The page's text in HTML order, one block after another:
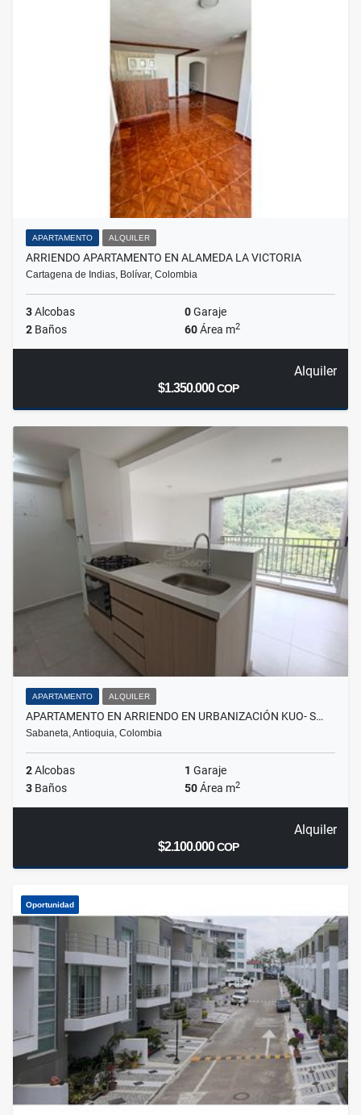
APARTAMENTO ALQUILER
ARRIENDO APARTAMENTO EN ALAMEDA LA VICTORIA
Cartagena de Indias, Bolívar, Colombia
3Alcobas 0Garaje
2 Baños 60Área m2
Alquiler
$1.350.000COP
APARTAMENTO ALQUILER
APARTAMENTO EN ARRIENDO EN URBANIZACIÓN KUO- S…
Sabaneta, Antioquia, Colombia
2Alcobas 1 Garaje
3 Baños 50Área m2
Alquiler
$2.100.000COP
Oportunidad